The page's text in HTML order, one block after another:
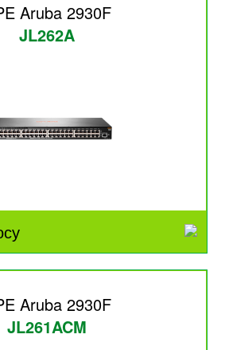
Aruba 2930F
JL262A
Aruba 2930F
JL261ACM